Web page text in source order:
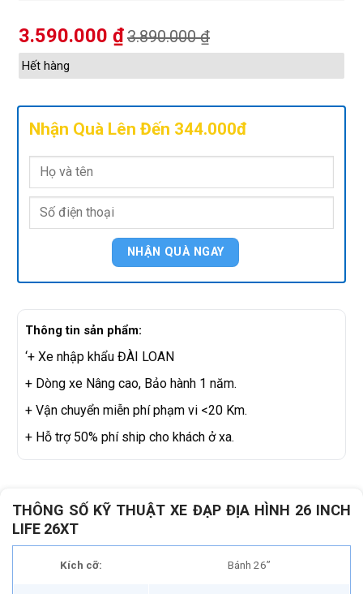
3.590.000 ₫3.890.000₫
Hết hàng
Nhận Quà Lên Đến 344.000đ
Thông tin sản phẩm:
‘+ Xe nhập khẩu ĐÀI LOAN
+ Dòng xe Nâng cao, Bảo hành 1 năm.
+ Vận chuyển miễn phí phạm vi <20 Km.
+ Hỗ trợ 50% phí ship cho khách ở xa.
THÔNG SỐ KỸ THUẬT XE ĐẠP ĐỊA HÌNH 26 INCH
LIFE 26XT
Kích cỡ: Bánh 26”